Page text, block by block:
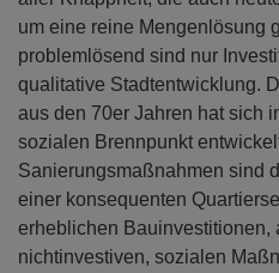
um eine reine Mengenlösung
problemlösend sind nur
qualitative Stadtentwicklung.
aus den 70er Jahren hat sich
sozialen Brennpunkt
Sanierungsmaßnahmen sind
einer konsequenten
erheblichen Bauinvestitionen,
nichtinvestiven, sozialen